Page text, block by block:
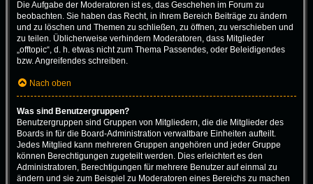
Die Aufgabe der Moderatoren ist es, das Geschehen im Forum zu
beobachten. Sie haben das Recht, in ihrem Bereich Beiträge zu ändern
und zu löschen und Themen zu schließen, zu öffnen, zu verschieben und
zu teilen. Üblicherweise verhindern Moderatoren, dass Mitglieder
„offtopic“, d. h. etwas nicht zum Thema Passendes, oder Beleidigendes
bzw. Angreifendes schreiben.
Nach oben
Was sind Benutzergruppen?
Benutzergruppen sind Gruppen von Mitgliedern, die die Mitglieder des
Boards in für die Board-Administration verwaltbare Einheiten aufteilt.
Jedes Mitglied kann mehreren Gruppen angehören und jeder Gruppe
können Berechtigungen zugeteilt werden. Dies erleichtert es den
Administratoren, Berechtigungen für mehrere Benutzer auf einmal zu
ändern und sie zum Beispiel zu Moderatoren eines Bereichs zu machen